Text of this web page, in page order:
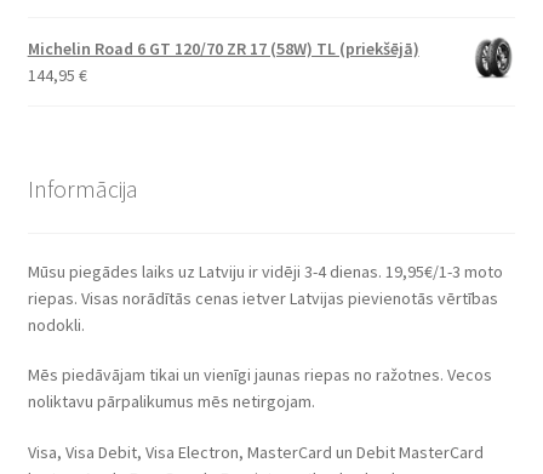
Michelin Road 6 GT 120/70 ZR 17 (58W) TL (priekšējā)
144,95 €
Informācija
Mūsu piegādes laiks uz Latviju ir vidēji 3-4 dienas. 19,95€/1-3 moto
riepas. Visas norādītās cenas ietver Latvijas pievienotās vērtības
nodokli.
Mēs piedāvājam tikai un vienīgi jaunas riepas no ražotnes. Vecos
noliktavu pārpalikumus mēs netirgojam.
Visa, Visa Debit, Visa Electron, MasterCard un Debit MasterCard